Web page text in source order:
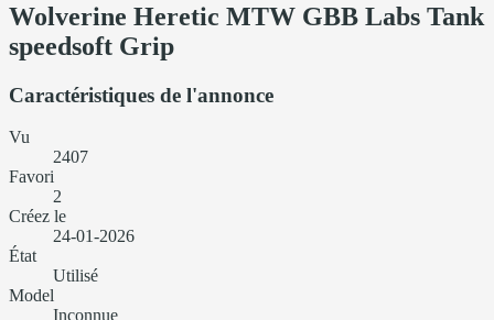
Wolverine Heretic MTW GBB Labs Tank
speedsoft Grip
Caractéristiques de l'annonce
Vu
2407
Favori
2
Créez le
24-01-2026
État
Utilisé
Model
Inconnue